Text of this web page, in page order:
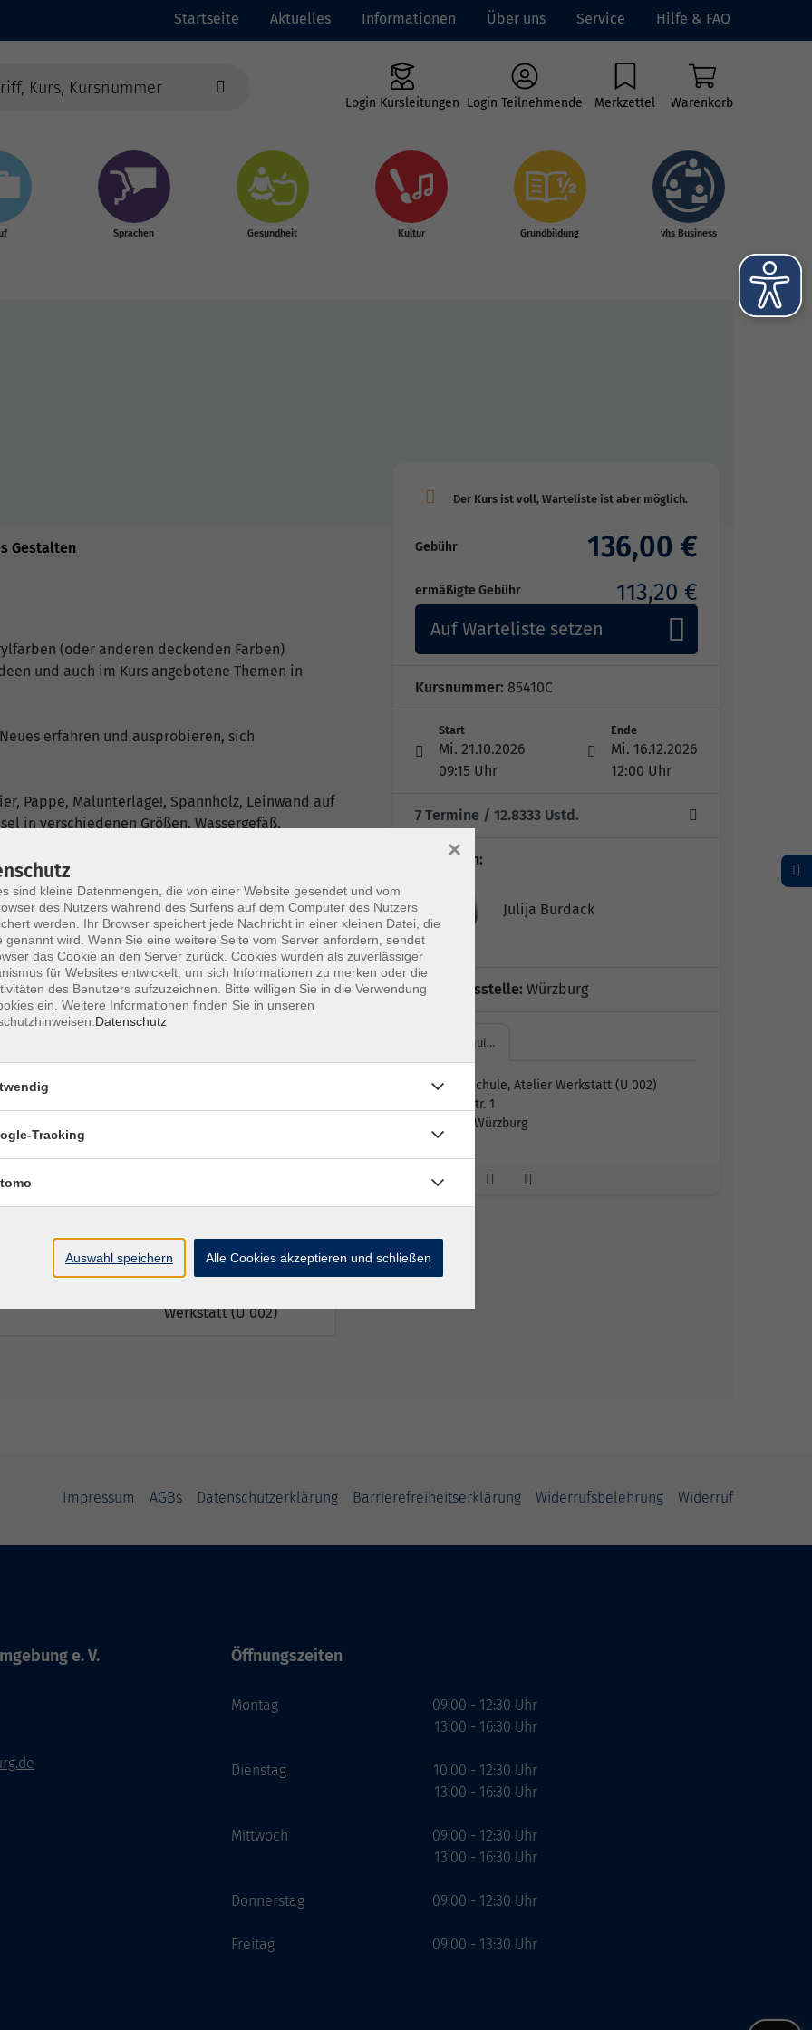
Startseite Aktuelles Informationen Über uns Service Hilfe & FAQ
Login Kursleitungen Login Teilnehmende Merkzettel Warenkorb
Sprachen Gesundheit Kultur Grundbildung vhs Business
Gestalten
(oder anderen deckenden Farben)
und auch im Kurs angebotene Themen in
erfahren und ausprobieren, sich
Pappe, Malunterlage!, Spannholz, Leinwand auf
in verschiedenen Größen, Wassergefäß,
Zeichenpapier (Druckerpapier), HB Bleistift,
und Lust zum Malen.
Uhr
Werkstatt (U 002)
Uhr
Peterschule, Atelier
Werkstatt (U 002)
Werkstatt (U 002)
Gebühr 136,00 €
ermäßigte Gebühr 113,20 €
Auf Warteliste setzen
Kursnummer: 85410C
Start
Mi. 21.10.2026
09:15 Uhr
Ende
Mi. 16.12.2026
12:00 Uhr
7 Termine / 12.8333 Ustd.
Dozent*in:
Julija Burdack
Geschäftsstelle: Würzburg
Peterschul…
Peterschule, Atelier Werkstatt (U 002)
Münzstr. 1
97070 Würzburg
Impressum AGBs Datenschutzerklärung Barrierefreiheitserklärung Widerrufsbelehrung Widerruf
e. V. Öffnungszeiten
Montag
Dienstag
Mittwoch
Donnerstag
Freitag
09:00 - 12:30 Uhr
13:00 - 16:30 Uhr
10:00 - 12:30 Uhr
13:00 - 16:30 Uhr
09:00 - 12:30 Uhr
13:00 - 16:30 Uhr
09:00 - 12:30 Uhr
09:00 - 13:30 Uhr
sind kleine Datenmengen, die von einer Website gesendet und vom
des Nutzers während des Surfens auf dem Computer des Nutzers
werden. Ihr Browser speichert jede Nachricht in einer kleinen Datei, die
genannt wird. Wenn Sie eine weitere Seite vom Server anfordern, sendet
das Cookie an den Server zurück. Cookies wurden als zuverlässiger
für Websites entwickelt, um sich Informationen zu merken oder die
des Benutzers aufzuzeichnen. Bitte willigen Sie in die Verwendung
ein. Weitere Informationen finden Sie in unseren
Datenschutz
×
Tracking
Auswahl speichern Alle Cookies akzeptieren und schließen